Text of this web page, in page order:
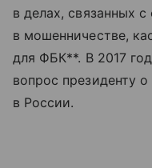
в делах, связанных
в мошенничестве,
для ФБК**. В 2017
вопрос президенту
в России.